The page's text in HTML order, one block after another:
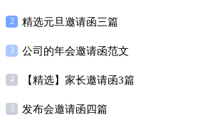
2 精选元旦邀请函三篇
3 公司的年会邀请函范文
4 【精选】家长邀请函3篇
5 发布会邀请函四篇